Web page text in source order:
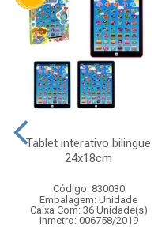
Tablet interativo bilingue
24x18cm
Código: 830030
Embalagem: Unidade
Caixa Com: 36 Unidade(s)
Inmetro: 006758/2019